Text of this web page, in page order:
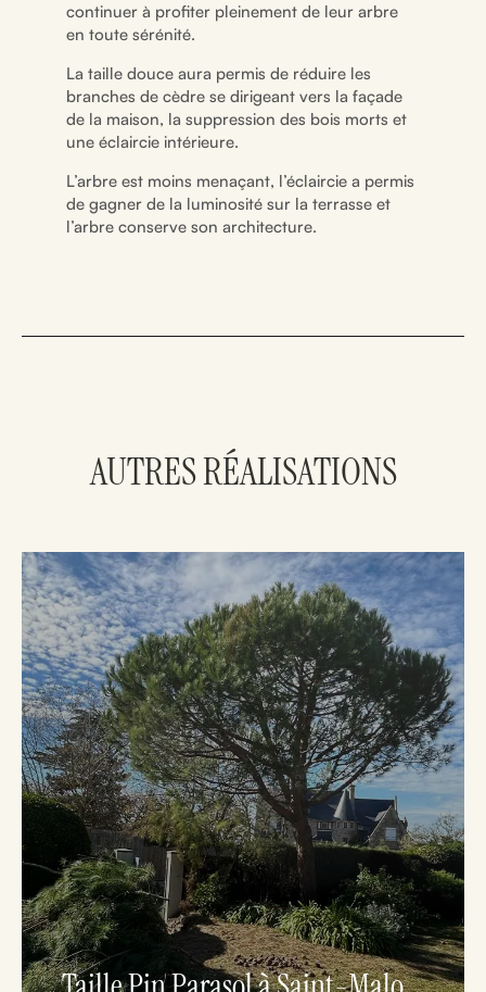
continuer à profiter pleinement de leur arbre
en toute sérénité.
La taille douce aura permis de réduire les
branches de cèdre se dirigeant vers la façade
de la maison, la suppression des bois morts et
une éclaircie intérieure.
L’arbre est moins menaçant, l’éclaircie a permis
de gagner de la luminosité sur la terrasse et
l’arbre conserve son architecture.
AUTRES RÉALISATIONS